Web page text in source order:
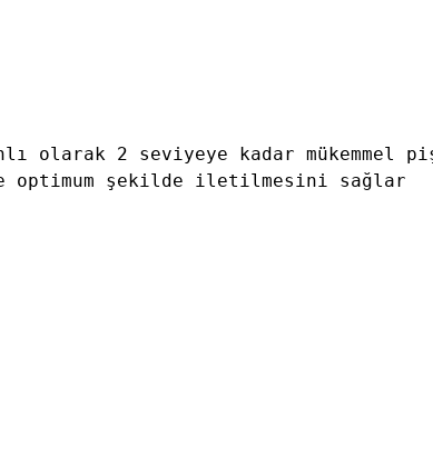
olarak 2 seviyeye kadar mükemmel
optimum şekilde iletilmesini sağlar